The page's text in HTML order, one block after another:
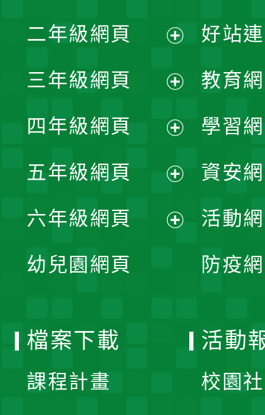
開
選
單
二年級網頁
開
選
單
三年級網頁
開
選
單
四年級網頁
開
選
五年級網頁
開
六年級網頁
幼兒園網頁
好站
教育
學習
資安
活動
防疫
檔案下載
課程計畫
活動
校園